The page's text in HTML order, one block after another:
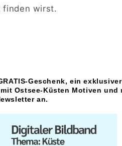
finden wirst.
Geschenk, ein exklusiver
Ostsee-Küsten Motiven und
an.